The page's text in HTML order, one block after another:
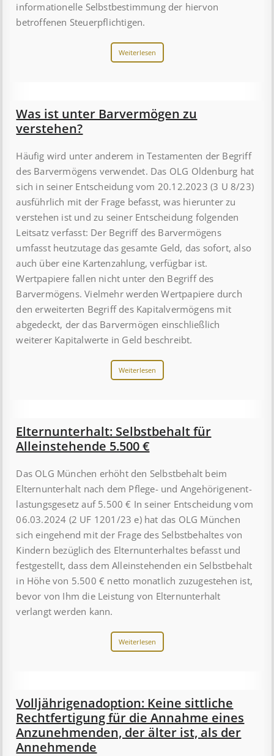
informationelle Selbstbestimmung der hiervon
betroffenen Steuerpflichtigen.
Weiterlesen
Was ist unter Barvermögen zu
verstehen?
Häufig wird unter anderem in Testamenten der Begriff
des Barvermögens verwendet. Das OLG Oldenburg hat
sich in seiner Entscheidung vom 20.12.2023 (3 U 8/23)
ausführlich mit der Frage befasst, was hierunter zu
verstehen ist und zu seiner Entscheidung folgenden
Leitsatz verfasst: Der Begriff des Barvermögens
umfasst heutzutage das gesamte Geld, das sofort, also
auch über eine Kartenzahlung, verfügbar ist.
Wertpapiere fallen nicht unter den Begriff des
Barvermögens. Vielmehr werden Wertpapiere durch
den erweiterten Begriff des Kapitalvermögens mit
abgedeckt, der das Barvermögen einschließlich
weiterer Kapitalwerte in Geld beschreibt.
Weiterlesen
Elternunterhalt: Selbstbehalt für
Alleinstehende 5.500 €
Das OLG München erhöht den Selbst­be­halt beim
Eltern­unter­halt nach dem Pflege- und An­ge­hör­igen­ent­
last­ungs­ge­setz auf 5.500 € In seiner Ent­scheid­ung vom
06.03.2024 (2 UF 1201/23 e) hat das OLG München
sich eingehend mit der Frage des Selbst­be­haltes von
Kindern be­züglich des Eltern­unter­haltes befasst und
fest­ge­stellt, dass dem Allein­steh­enden ein Selbst­behalt
in Höhe von 5.500 € netto monatlich zu­zu­ge­stehen ist,
bevor von Ihm die Leistung von Eltern­unterhalt
verlangt werden kann.
Weiterlesen
Voll­jährigen­­adopt­ion:­ Keine sitt­­liche
Recht­­fertig­ung für die An­­nahme eines
An­­zu­­nehm­­en­den, der älter ist, als der
An­­neh­m­en­de